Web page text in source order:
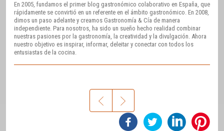
En 2005, fundamos el primer blog gastronómico colaborativo en España, que
rápidamente se convirtió en un referente en el ámbito gastronómico. En 2008,
dimos un paso adelante y creamos Gastronomía & Cía de manera
independiente. Para nosotros, ha sido un sueño hecho realidad combinar
nuestras pasiones por la gastronomía, la creatividad y la divulgación. Ahora
nuestro objetivo es inspirar, informar, deleitar y conectar con todos los
entusiastas de la cocina.